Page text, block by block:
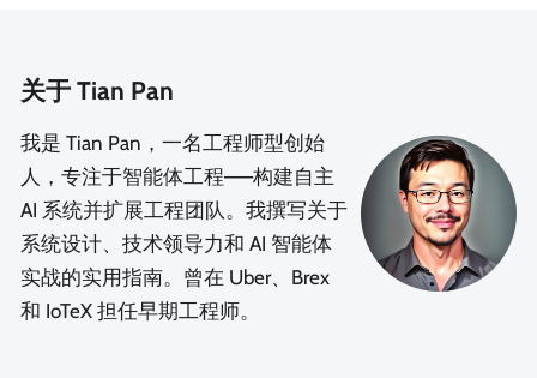
关于 Tian Pan
我是 Tian Pan，一名工程师型创始
人，专注于智能体工程——构建自主
AI 系统并扩展工程团队。我撰写关于
系统设计、技术领导力和 AI 智能体
实战的实用指南。曾在 Uber、Brex
和 IoTeX 担任早期工程师。